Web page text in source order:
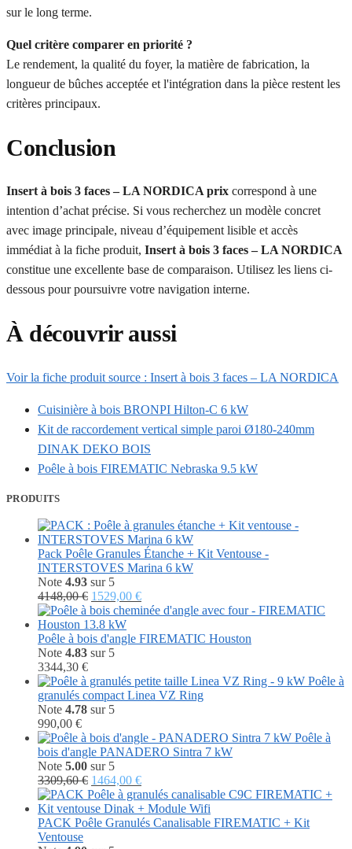
sur le long terme.
Quel critère comparer en priorité ?
Le rendement, la qualité du foyer, la matière de fabrication, la
longueur de bûches acceptée et l'intégration dans la pièce restent les
critères principaux.
Conclusion
Insert à bois 3 faces – LA NORDICA prix correspond à une
intention d’achat précise. Si vous recherchez un modèle concret
avec image principale, niveau d’équipement lisible et accès
immédiat à la fiche produit, Insert à bois 3 faces – LA NORDICA
constitue une excellente base de comparaison. Utilisez les liens ci-
dessous pour poursuivre votre navigation interne.
À découvrir aussi
Voir la fiche produit source : Insert à bois 3 faces – LA NORDICA
Cuisinière à bois BRONPI Hilton-C 6 kW
Kit de raccordement vertical simple paroi Ø180-240mm
DINAK DEKO BOIS
Poêle à bois FIREMATIC Nebraska 9.5 kW
PRODUITS
Pack Poêle Granules Étanche + Kit Ventouse -
INTERSTOVES Marina 6 kW
Note 4.93 sur 5
4148,00€ Le
prix
initial
était :
4148,00 €.
1529,00 €Le
prix
est :
Poêle à bois d'angle FIREMATIC Houston
Note 4.83 sur 5
3344,30 €
Poêle à
granulés compact Linea VZ Ring
Note 4.78 sur 5
990,00 €
Poêle à
bois d'angle PANADERO Sintra 7 kW
Note 5.00 sur 5
3309,60€ Le
prix
initial
était :
1464,00 €Le
prix
actuel
est :
PACK Poêle Granulés Canalisable FIREMATIC + Kit
Ventouse